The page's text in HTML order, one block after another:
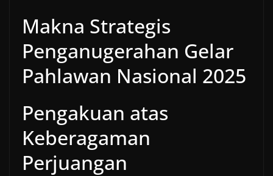
Makna Strategis
Penganugerahan Gelar
Pahlawan Nasional 2025
Pengakuan atas
Keberagaman
Perjuangan